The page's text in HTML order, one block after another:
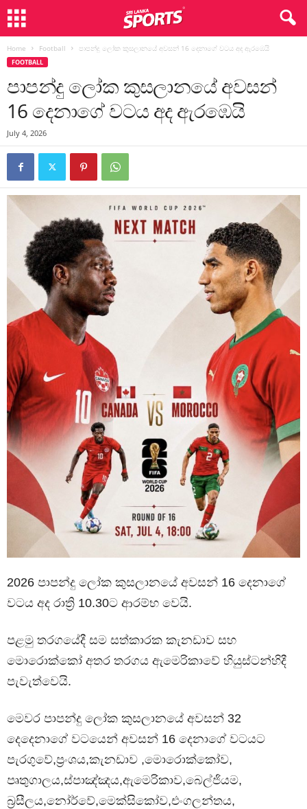
Home Football පාපන්දු ලෝක කුසලානයේ අවසන් 16 දෙනාගේ වටය අද ඇරඹෙයි
FOOTBALL
පාපන්දු ලෝක කුසලානයේ අවසන්
16 දෙනාගේ වටය අද ඇරඹෙයි
July 4, 2026
2026 පාපන්දු ලෝක කුසලානයේ අවසන් 16 දෙනාගේ
වටය අද රාත්‍රි 10.30ට ආරම්භ වෙයි.
පළමු තරගයේදී සම සත්කාරක කැනඩාව සහ
මොරොක්කෝ අතර තරගය ඇමෙරිකාවේ හියුස්ටන්හිදී
පැවැත්වෙයි.
මෙවර පාපන්දු ලෝක කුසලානයේ අවසන් 32
දෙදෙනාගේ වටයෙන් අවසන් 16 දෙනාගේ වටයට
පැරගුවේ,ප්‍රංශය,කැනඩාව ,මොරොක්කෝව,
පෘතුගාලය,ස්පාඤ්ඤය,ඇමෙරිකාව,බෙල්ජියම,
බ්‍රසීලය,නෝර්වේ,මෙක්සිකෝව,එංගලන්තය,